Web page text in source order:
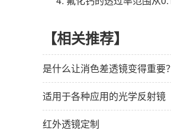
【相关推荐】
是什么让消色差透镜变得重要？
适用于各种应用的光学反射镜
红外透镜定制